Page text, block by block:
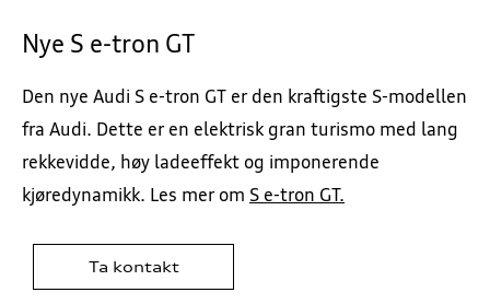
Nye S e-tron GT
Den nye Audi S e-tron GT er den kraftigste S-modellen
fra Audi. Dette er en elektrisk gran turismo med lang
rekkevidde, høy ladeeffekt og imponerende
kjøredynamikk. Les mer om S e-tron GT.
Ta kontakt